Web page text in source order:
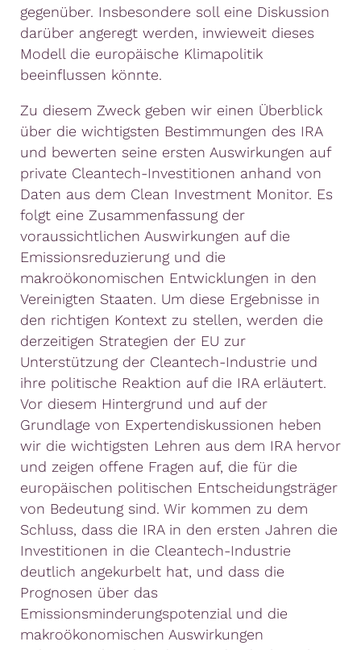
gegenüber. Insbesondere soll eine Diskussion
darüber angeregt werden, inwieweit dieses
Modell die europäische Klimapolitik
beeinflussen könnte.
Zu diesem Zweck geben wir einen Überblick
über die wichtigsten Bestimmungen des IRA
und bewerten seine ersten Auswirkungen auf
private Cleantech-Investitionen anhand von
Daten aus dem Clean Investment Monitor. Es
folgt eine Zusammenfassung der
voraussichtlichen Auswirkungen auf die
Emissionsreduzierung und die
makroökonomischen Entwicklungen in den
Vereinigten Staaten. Um diese Ergebnisse in
den richtigen Kontext zu stellen, werden die
derzeitigen Strategien der EU zur
Unterstützung der Cleantech-Industrie und
ihre politische Reaktion auf die IRA erläutert.
Vor diesem Hintergrund und auf der
Grundlage von Expertendiskussionen heben
wir die wichtigsten Lehren aus dem IRA hervor
und zeigen offene Fragen auf, die für die
europäischen politischen Entscheidungsträger
von Bedeutung sind. Wir kommen zu dem
Schluss, dass die IRA in den ersten Jahren die
Investitionen in die Cleantech-Industrie
deutlich angekurbelt hat, und dass die
Prognosen über das
Emissionsminderungspotenzial und die
makroökonomischen Auswirkungen